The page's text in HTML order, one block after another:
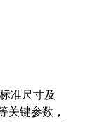
准尺寸及
关键参数，